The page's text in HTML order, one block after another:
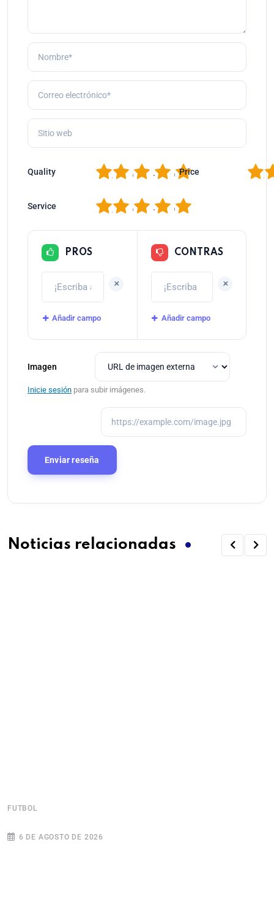
Quality 5
4
3
2 Price 2
Service 5
4
3
2
PROS
+
Añadir campo
CONTRAS
+
Añadir campo
Imagen
Inicie sesión para subir imágenes.
Noticias relacionadas
FUTBOL
6 DE AGOSTO DE 2026